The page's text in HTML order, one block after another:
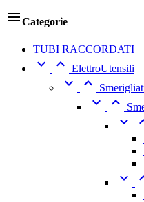
Categorie
TUBI RACCORDATI
  ElettroUtensili
 
 

